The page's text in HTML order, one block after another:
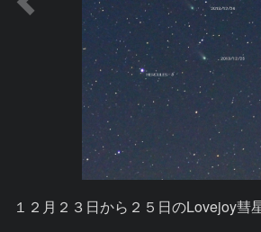
１２月２３日から２５日のLovejoy彗